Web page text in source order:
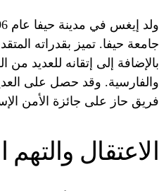
جامعة حيفا. تميز بقدراته
بالإضافة إلى إتقانه للعديد من
والفارسية. وقد حصل على
فريق حاز على جائزة الأمن
الاعتقال